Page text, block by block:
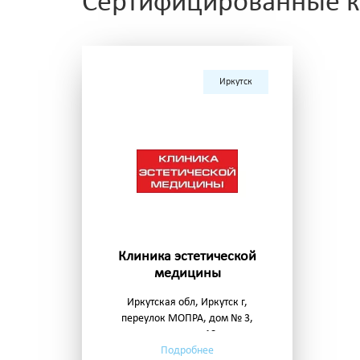
Иркутск
Клиника эстетической
медицины
Иркутская обл, Иркутск г,
переулок МОПРА, дом № 3,
квартира 18
Подробнее